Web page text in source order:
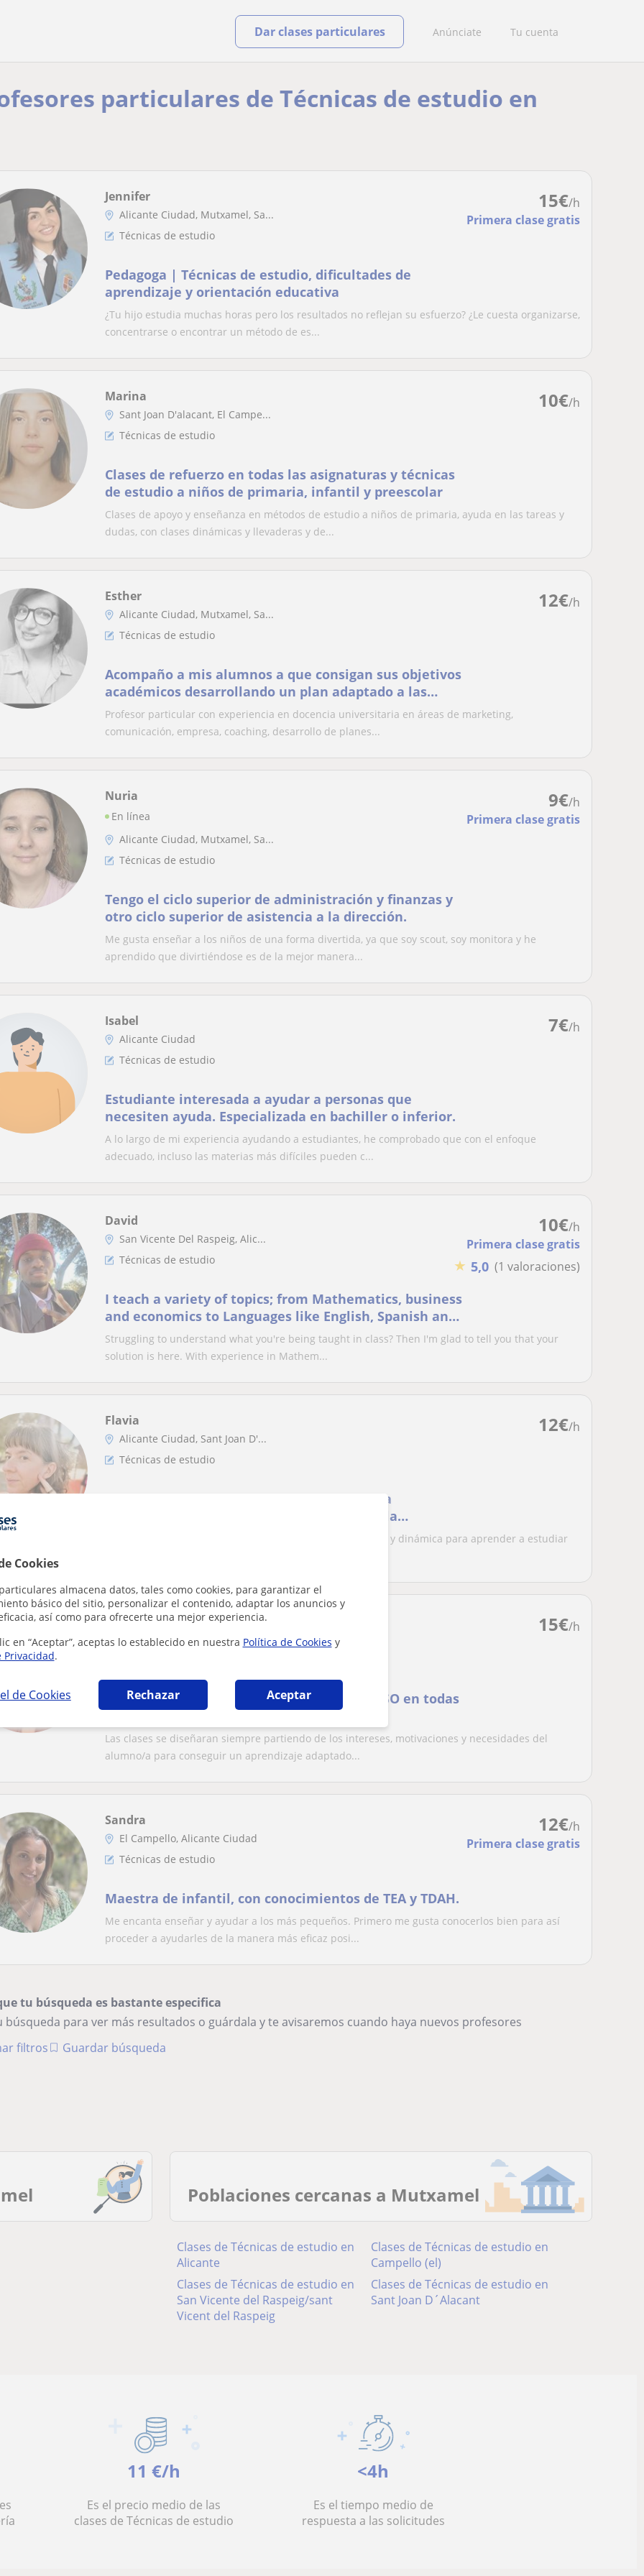
Cookies
almacena datos, tales como cookies, para garantizar el
básico del sitio, personalizar el contenido, adaptar los anuncios y
así como para ofrecerte una mejor experiencia.
en “Aceptar”, aceptas lo establecido en nuestra Política de Cookies y
Privacidad.
de Cookies Rechazar Aceptar
Anúnciate Tu cuenta
Dar clases particulares
particulares de Técnicas de estudio en
15€/h
Primera clase gratis
Jennifer
Alicante Ciudad, Mutxamel, Sa...
Técnicas de estudio
Pedagoga | Técnicas de estudio, dificultades de
aprendizaje y orientación educativa
¿Tu hijo estudia muchas horas pero los resultados no reflejan su esfuerzo? ¿Le cuesta organizarse,
concentrarse o encontrar un método de es...
10€/h
Marina
Sant Joan D'alacant, El Campe...
Técnicas de estudio
Clases de refuerzo en todas las asignaturas y técnicas
de estudio a niños de primaria, infantil y preescolar
Clases de apoyo y enseñanza en métodos de estudio a niños de primaria, ayuda en las tareas y
dudas, con clases dinámicas y llevaderas y de...
12€/h
Esther
Alicante Ciudad, Mutxamel, Sa...
Técnicas de estudio
Acompaño a mis alumnos a que consigan sus objetivos
académicos desarrollando un plan adaptado a las
necesidades del alumno.
Profesor particular con experiencia en docencia universitaria en áreas de marketing,
comunicación, empresa, coaching, desarrollo de planes...
9€/h
Primera clase gratis
Nuria
En línea
Alicante Ciudad, Mutxamel, Sa...
Técnicas de estudio
Tengo el ciclo superior de administración y finanzas y
otro ciclo superior de asistencia a la dirección.
Me gusta enseñar a los niños de una forma divertida, ya que soy scout, soy monitora y he
aprendido que divirtiéndose es de la mejor manera...
7€/h
Isabel
Alicante Ciudad
Técnicas de estudio
Estudiante interesada a ayudar a personas que
necesiten ayuda. Especializada en bachiller o inferior.
A lo largo de mi experiencia ayudando a estudiantes, he comprobado que con el enfoque
adecuado, incluso las materias más difíciles pueden c...
10€/h
Primera clase gratis
★ 5,0 (1 valoraciones)
David
San Vicente Del Raspeig, Alic...
Técnicas de estudio
I teach a variety of topics; from Mathematics, business
and economics to Languages like English, Spanish and
German
Struggling to understand what you're being taught in class? Then I'm glad to tell you that your
solution is here. With experience in Mathem...
12€/h
Flavia
Alicante Ciudad, Sant Joan D'...
Técnicas de estudio
Profesora de español, cuento con una sólida
trayectoria en la enseñanza de la lengua y la
Clases de Español (apoyo y extranjero). Metodología lúdica y dinámica para aprender a estudiar
15€/h
Lucía
San Vicente Del Raspeig
Refuerzo escolar desde Primaria hasta la ESO en todas
las materias
Las clases se diseñaran siempre partiendo de los intereses, motivaciones y necesidades del
alumno/a para conseguir un aprendizaje adaptado...
12€/h
Primera clase gratis
Sandra
El Campello, Alicante Ciudad
Técnicas de estudio
Maestra de infantil, con conocimientos de TEA y TDAH.
Me encanta enseñar y ayudar a los más pequeños. Primero me gusta conocerlos bien para así
proceder a ayudarles de la manera más eficaz posi...
tu búsqueda es bastante especifica
búsqueda para ver más resultados o guárdala y te avisaremos cuando haya nuevos profesores
filtros
Guardar búsqueda
Poblaciones cercanas a Mutxamel
Clases de Técnicas de estudio en
Alicante
Clases de Técnicas de estudio en
Campello (el)
Clases de Técnicas de estudio en
San Vicente del Raspeig/sant
Vicent del Raspeig
Clases de Técnicas de estudio en
Sant Joan D´Alacant
11 €/h
Es el precio medio de las
clases de Técnicas de estudio
<4h
Es el tiempo medio de
respuesta a las solicitudes